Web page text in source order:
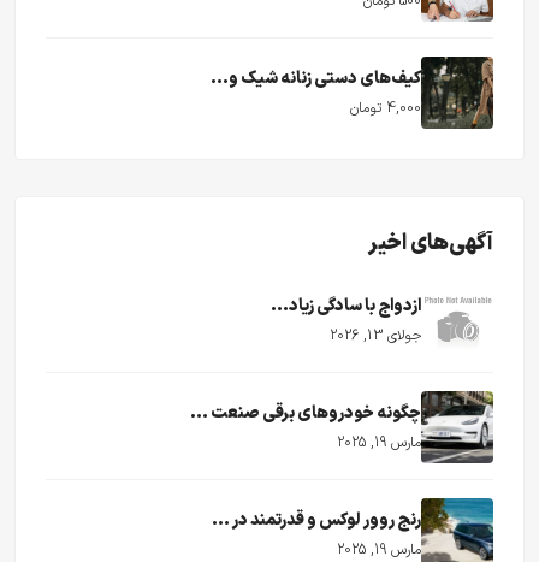
کیف‌های دستی زنانه شیک و...
4,000 تومان
آگهی‌های اخیر
ازدواج با سادگی زیاد...
جولای 13, 2026
چگونه خودروهای برقی صنعت ...
مارس 19, 2025
رنج روور لوکس و قدرتمند در ...
مارس 19, 2025